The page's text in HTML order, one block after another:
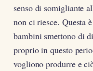
senso di somigliante
non ci riesce. Questa
bambini smettono di
proprio in questo
vogliono produrre e